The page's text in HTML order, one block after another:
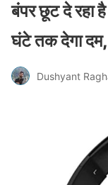
बंपर छूट दे रहा
घंटे तक देगा
Dushyant